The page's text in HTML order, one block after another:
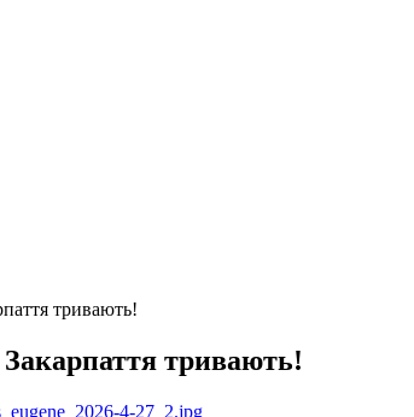
тривають!
Закарпаття тривають!